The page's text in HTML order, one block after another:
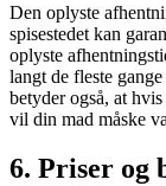
Den oplyste
spisestedet kan
oplyste
langt de fleste
betyder også, at
vil din mad måske
6. Priser og